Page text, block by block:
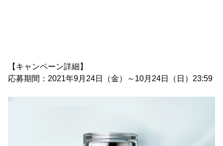
【キャンペーン詳細】
応募期間：2021年9月24日（金）～10月24日（日）23:59